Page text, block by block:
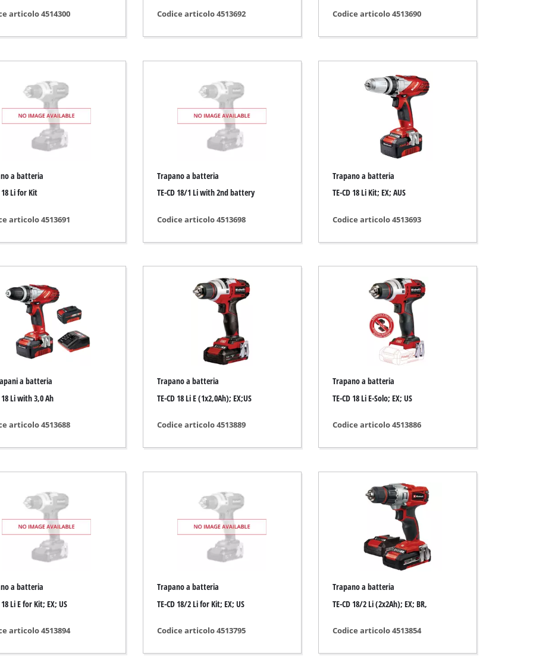
elettrici
ad aria compressa
per auto
telescopici
/ Fresatrici
automobilistica
di corrente
Fresatura
auto
Taglia rami
Pulitore ad alta pressione
Biotrituratori
Aspiratori
Spazzatrice
articolo 4514300 Codice articolo 4513692 Codice articolo 4513690
a batteria
18 Li for Kit
articolo 4513691
Trapano a batteria
TE-CD 18/1 Li with 2nd battery
Codice articolo 4513698
Trapano a batteria
TE-CD 18 Li Kit; EX; AUS
Codice articolo 4513693
a batteria
18 Li with 3,0 Ah
articolo 4513688
Trapano a batteria
TE-CD 18 Li E (1x2,0Ah); EX;US
Codice articolo 4513889
Trapano a batteria
TE-CD 18 Li E-Solo; EX; US
Codice articolo 4513886
a batteria
18 Li E for Kit; EX; US
articolo 4513894
Trapano a batteria
TE-CD 18/2 Li for Kit; EX; US
Codice articolo 4513795
Trapano a batteria
TE-CD 18/2 Li (2x2Ah); EX; BR,
Codice articolo 4513854